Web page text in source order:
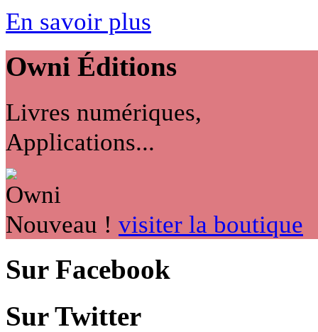
En savoir plus
Owni Éditions
Livres numériques,
Applications...
Nouveau ! visiter la boutique
Sur Facebook
Sur Twitter